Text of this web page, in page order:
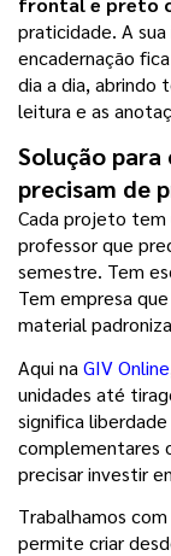
praticidade. A
encadernação
dia a dia, abrindo
leitura e as
Solução para
precisam de
Cada projeto tem
professor que
semestre. Tem
Tem empresa
material
Aqui na GIV Online
unidades até
significa
complementares
precisar investir
Trabalhamos com
permite criar